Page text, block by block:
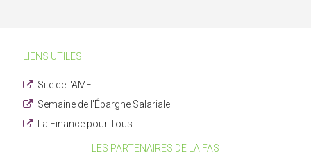
LIENS UTILES
Site de l'AMF
Semaine de l'Épargne Salariale
La Finance pour Tous
LES PARTENAIRES DE LA FAS